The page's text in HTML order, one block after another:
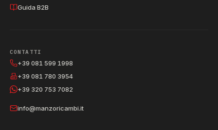
Guida B2B
CONTATTI
+39 081 599 1998
+39 081 780 3954
+39 320 753 7082
info@manzoricambi.it